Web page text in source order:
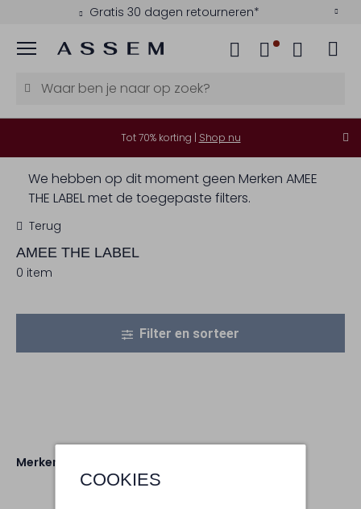
Gratis 30 dagen retourneren*
Menu
COOKIES
Tot 70% korting | Shop nu
We hebben op dit moment geen Merken AMEE
THE LABEL met de toegepaste filters.
Terug
AMEE THE LABEL
0 item
Filter en sorteer
Merken